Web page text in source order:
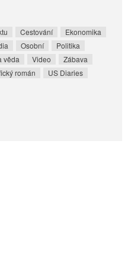
Cestování
Ekonomika
Osobní
Politika
věda Video
Zábava
román
US Diaries